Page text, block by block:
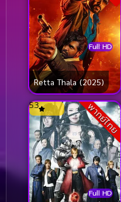
Full HD
Retta Thala (2025)
พากย์ไทย
Full HD
5.3